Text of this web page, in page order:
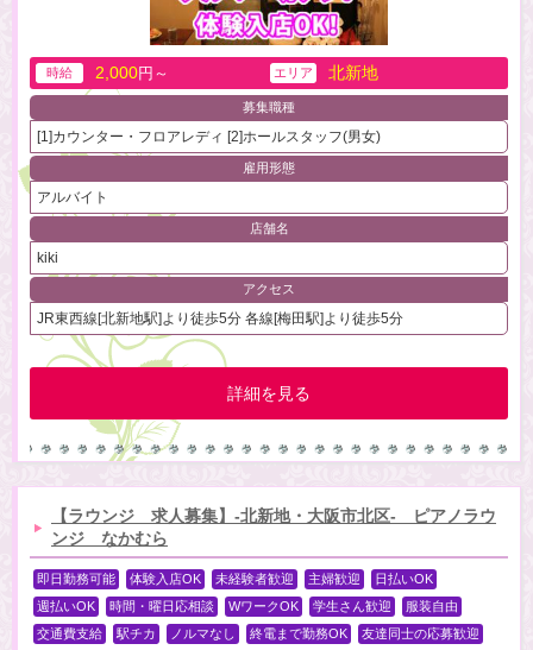
時給 2,000円～ エリア 北新地
募集職種
[1]カウンター・フロアレディ [2]ホールスタッフ(男女)
雇用形態
アルバイト
店舗名
kiki
アクセス
JR東西線[北新地駅]より徒歩5分 各線[梅田駅]より徒歩5分
詳細を見る
【ラウンジ 求人募集】-北新地・大阪市北区- ピアノラウ
ンジ なかむら
即日勤務可能 体験入店OK 未経験者歓迎 主婦歓迎
日払いOK
週払いOK
時間・曜日応相談 WワークOK 学生さん歓迎
服装自由
交通費支給
駅チカ ノルマなし 終電まで勤務OK 友達同士の応募歓迎